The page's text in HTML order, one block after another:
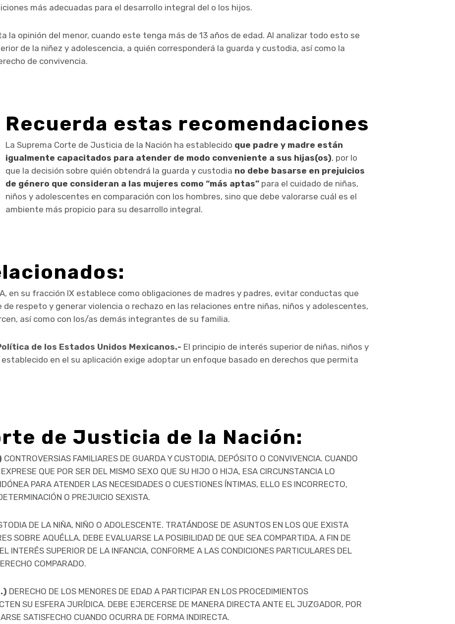
más adecuadas para el desarrollo integral del o los hijos.
la opinión del menor, cuando este tenga más de 13 años de edad. Al analizar todo esto se
de la niñez y adolescencia, a quién corresponderá la guarda y custodia, así como la
de convivencia.
Recuerda estas recomendaciones
La Suprema Corte de Justicia de la Nación ha establecido que padre y madre están
igualmente capacitados para atender de modo conveniente a sus hijas(os), por lo
que la decisión sobre quién obtendrá la guarda y custodia no debe basarse en prejuicios
de género que consideran a las mujeres como “más aptas” para el cuidado de niñas,
niños y adolescentes en comparación con los hombres, sino que debe valorarse cuál es el
ambiente más propicio para su desarrollo integral.
en su fracción IX establece como obligaciones de madres y padres, evitar conductas que
respeto y generar violencia o rechazo en las relaciones entre niñas, niños y adolescentes,
así como con los/as demás integrantes de su familia.
de los Estados Unidos Mexicanos.- El principio de interés superior de niñas, niños y
en el su aplicación exige adoptar un enfoque basado en derechos que permita
de Justicia de la Nación:
CONTROVERSIAS FAMILIARES DE GUARDA Y CUSTODIA, DEPÓSITO O CONVIVENCIA. CUANDO
QUE POR SER DEL MISMO SEXO QUE SU HIJO O HIJA, ESA CIRCUNSTANCIA LO
PARA ATENDER LAS NECESIDADES O CUESTIONES ÍNTIMAS, ELLO ES INCORRECTO,
O PREJUICIO SEXISTA.
DE LA NIÑA, NIÑO O ADOLESCENTE. TRATÁNDOSE DE ASUNTOS EN LOS QUE EXISTA
SOBRE AQUÉLLA, DEBE EVALUARSE LA POSIBILIDAD DE QUE SEA COMPARTIDA, A FIN DE
INTERÉS SUPERIOR DE LA INFANCIA, CONFORME A LAS CONDICIONES PARTICULARES DEL
COMPARADO.
DERECHO DE LOS MENORES DE EDAD A PARTICIPAR EN LOS PROCEDIMIENTOS
SU ESFERA JURÍDICA. DEBE EJERCERSE DE MANERA DIRECTA ANTE EL JUZGADOR, POR
SATISFECHO CUANDO OCURRA DE FORMA INDIRECTA.